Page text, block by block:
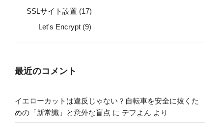
SSLサイト設置 (17)
Let's Encrypt (9)
最近のコメント
イエローカットは違反じゃない？自転車を安全に抜くた
めの「新常識」と意外な盲点 に デフよん より